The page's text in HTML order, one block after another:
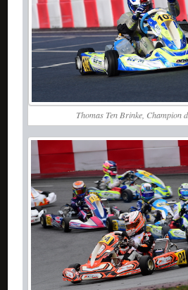
Thomas Ten Brinke, Champion